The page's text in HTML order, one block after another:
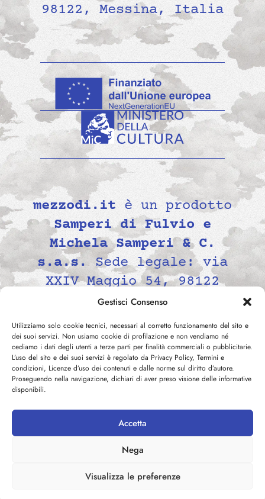
Gestisci Consenso
Utilizziamo solo cookie tecnici, necessari al corretto funzionamento del sito e
dei suoi servizi. Non usiamo cookie di profilazione e non vendiamo né
cediamo i dati degli utenti a terze parti per finalità commerciali o pubblicitarie.
L’uso del sito e dei suoi servizi è regolato da Privacy Policy, Termini e
condizioni, Licenze d’uso dei contenuti e dalle norme sul diritto d’autore.
Proseguendo nella navigazione, dichiari di aver preso visione delle informative
disponibili.
Accetta
Nega
Visualizza le preferenze
98122, Messina, Italia
mezzodi.it è un prodotto
Samperi di Fulvio e
Michela Samperi & C.
s.a.s.Sede legale: via
XXIV Maggio 54, 98122
Messina, Italia P.IVA
02139690834 -
contatti@mezzodi.it
Cookie Policy
Termini e Condizioni